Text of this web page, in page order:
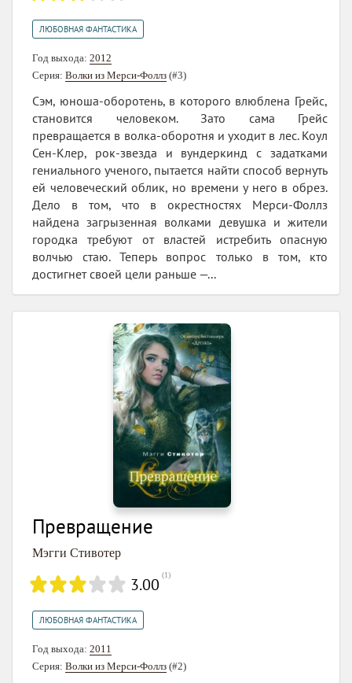
ЛЮБОВНАЯ ФАНТАСТИКА
Год выхода: 2012
Серия: Волки из Мерси-Фоллз (#3)
Сэм, юноша-оборотень, в которого влюблена Грейс,
становится человеком. Зато сама Грейс
превращается в волка-оборотня и уходит в лес. Коул
Сен-Клер, рок-звезда и вундеркинд с задатками
гениального ученого, пытается найти способ вернуть
ей человеческий облик, но времени у него в обрез.
Дело в том, что в окрестностях Мерси-Фоллз
найдена загрызенная волками девушка и жители
городка требуют от властей истребить опасную
волчью стаю. Теперь вопрос только в том, кто
достигнет своей цели раньше —...
Превращение
Мэгги Стивотер
3.00 (1)
ЛЮБОВНАЯ ФАНТАСТИКА
Год выхода: 2011
Серия: Волки из Мерси-Фоллз (#2)